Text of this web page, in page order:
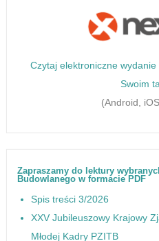
Czytaj elektroniczne
Swoim
(Android,
Zapraszamy do lektury
Budowlanego w formacie PDF
Spis treści 3/2026
XXV Jubileuszowy Krajowy
Młodej Kadry PZITB